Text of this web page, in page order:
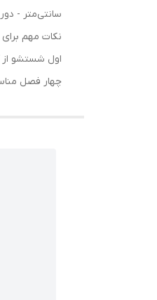
نکات مهم
اول شستشو
چهار فصل